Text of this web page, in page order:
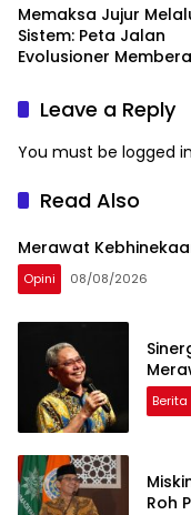
Memaksa Jujur
Sistem: Peta Jalan
Evolusioner
Leave a Reply
You must be logged in
Read Also
Merawat
Opini 08/08/2026
Berita
Roh